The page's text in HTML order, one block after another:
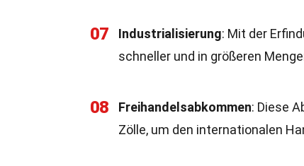
07 Industrialisierung: Mit der
schneller und in größeren
08 Freihandelsabkommen: Diese
Zölle, um den internationalen